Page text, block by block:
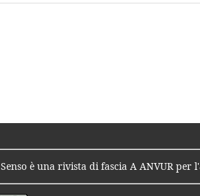
Senso è una rivista di fascia A ANVUR per